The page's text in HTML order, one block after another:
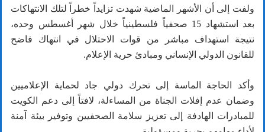
ولفت إلى أن الأشهر الماضية شهدت تزايداً خطراً لتلك الانتهاكات
بعد استشهاد 15 صحفياً فلسطينياً خلال شهر أغسطس وحده،
نتيجة استهداف مباشر من قوات الاحتلال في انتهاك فاضح
للقانون الدولي الإنساني ومبادئ حرية الإعلام.
وأكد الحاجة الماسة إلى تحرك دولي جاد لحماية الإعلاميين
وضمان عدم إفلات الجناة من المساءلة، لافتاً إلى دعم الكويت
للمبادرات الهادفة إلى تعزيز سلامة الصحفيين وتوفير بيئة آمنة